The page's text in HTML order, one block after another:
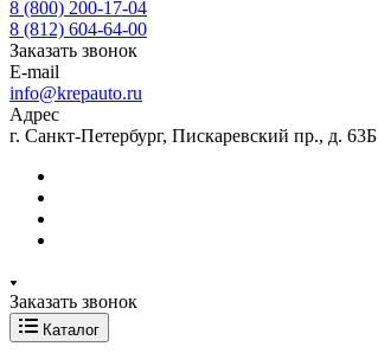
8 (800) 200-17-04
8 (812) 604-64-00
Заказать звонок
E-mail
info@krepauto.ru
Адрес
г. Санкт-Петербург, Пискаревский пр., д. 63Б
Заказать звонок
Каталог